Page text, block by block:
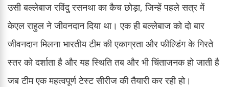
उसी बल्लेबाज रविंदु रसनथा का कैच छोड़ा, जिन्हें पहले सत्र में
केएल राहुल ने जीवनदान दिया था। एक ही बल्लेबाज को दो बार
जीवनदान मिलना भारतीय टीम की एकाग्रता और फील्डिंग के गिरते
स्तर को दर्शाता है और यह स्थिति तब और भी चिंताजनक हो जाती है
जब टीम एक महत्वपूर्ण टेस्ट सीरीज की तैयारी कर रही हो।